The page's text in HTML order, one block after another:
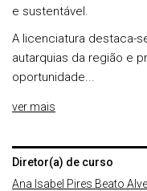
e sustentável.
A licenciatura destaca-
autarquias da região e
oportunidade...
ver mais
Diretor(a) de curso
Ana Isabel Pires Beato